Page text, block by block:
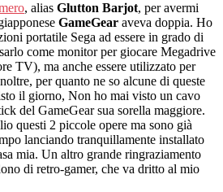
, alias Glutton Barjot, per avermi
GameGear aveva doppia. Ho
portatile Sega ad essere in grado di
come monitor per giocare Megadrive
TV), ma anche essere utilizzato per
per quanto ne so alcune di queste
il giorno, Non ho mai visto un cavo
del GameGear sua sorella maggiore.
questi 2 piccole opere ma sono già
lanciando tranquillamente installato
mia. Un altro grande ringraziamento
di retro-gamer, che va dritto al mio